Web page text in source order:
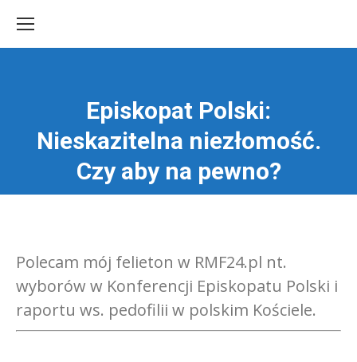
Episkopat Polski:
Nieskazitelna niezłomość.
Czy aby na pewno?
Jesteś tutaj:
Polecam mój felieton w RMF24.pl nt.
wyborów w Konferencji Episkopatu Polski i
raportu ws. pedofilii w polskim Kościele.